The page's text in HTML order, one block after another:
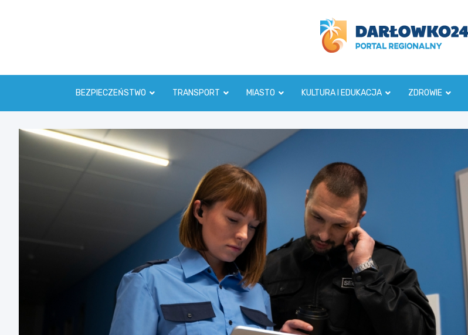
darlowko24.pl
BEZPIECZEŃSTWO TRANSPORT MIASTO KULTURA I EDUKACJA ZDROWIE